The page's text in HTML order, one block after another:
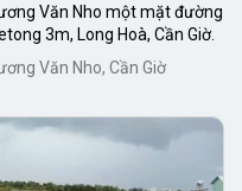
Văn Nho một mặt đường
3m, Long Hoà, Cần Giờ.
Văn Nho, Cần Giờ